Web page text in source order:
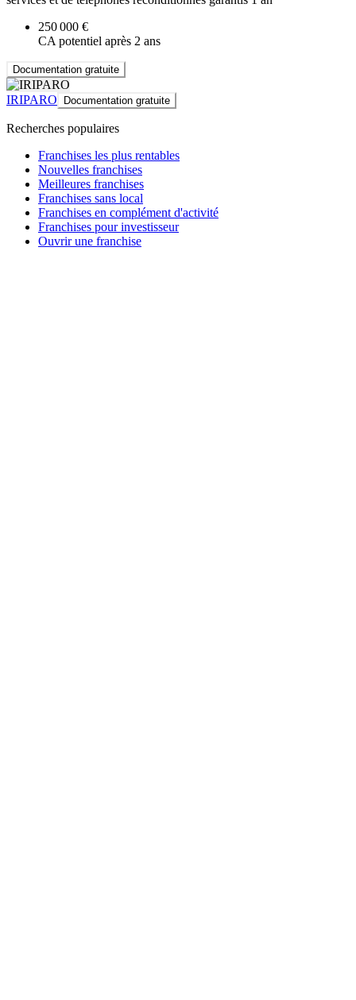
250 000 €
CA potentiel après 2 ans
Documentation gratuite
IRIPARO Documentation gratuite
Recherches populaires
Franchises les plus rentables
Nouvelles franchises
Meilleures franchises
Franchises sans local
Franchises en complément d'activité
Franchises pour investisseur
Ouvrir une franchise